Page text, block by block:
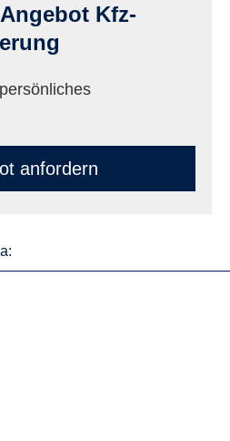
Kfz-
an­for­dern